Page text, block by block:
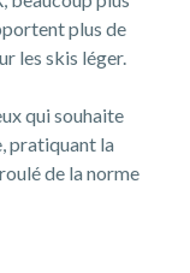
plus de
les skis léger.
qui souhaite
pratiquant la
de la norme